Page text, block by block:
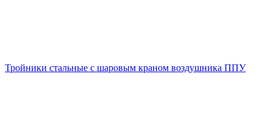
Тройники стальные с шаровым краном воздушника ППУ